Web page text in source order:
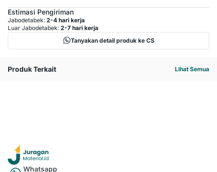
Estimasi Pengiriman
Jabodetabek: 2-4 hari kerja
Luar Jabodetabek: 2-7 hari kerja
Tanyakan detail produk ke CS
Produk Terkait Lihat Semua
Whatsapp